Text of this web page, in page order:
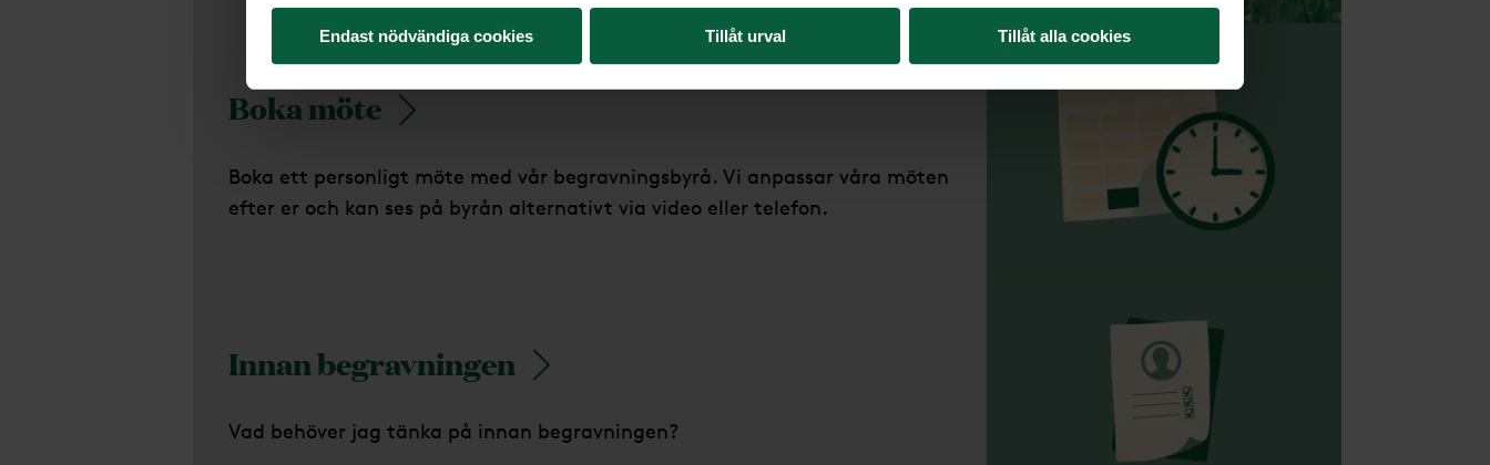
Endast nödvändiga cookies Tillåt urval Tillåt alla cookies
Boka möte
Boka ett personligt möte med vår begravningsbyrå. Vi anpassar våra möten
efter er och kan ses på byrån alternativt via video eller telefon.
Innan begravningen
Vad behöver jag tänka på innan begravningen?